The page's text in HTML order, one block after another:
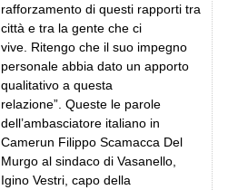
rafforzamento di questi rapporti tra
città e tra la gente che ci
vive. Ritengo che il suo impegno
personale abbia dato un apporto
qualitativo a questa
relazione”. Queste le parole
dell’ambasciatore italiano in
Camerun Filippo Scamacca Del
Murgo al sindaco di Vasanello,
Igino Vestri, capo della